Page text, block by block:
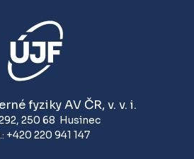
fyziky AV ČR, v. v. i.
, 250 68 Husinec
+420 220 941 147